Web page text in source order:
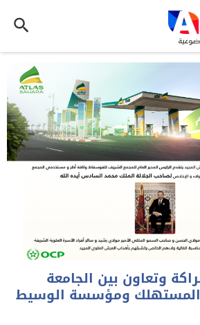
وتعاون بين الجامعة
المستهلك ومؤسسة الوسيط